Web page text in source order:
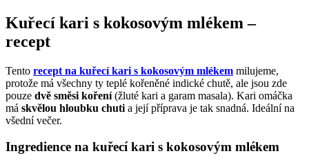
Kuřecí kari s kokosovým mlékem –
recept
Tento recept na kuřecí kari s kokosovým mlékem milujeme,
protože má všechny ty teplé kořeněné indické chutě, ale jsou zde
pouze dvě směsi koření(žluté kari a garam masala). Kari omáčka
má skvělou hloubku chuti a její příprava je tak snadná. Ideální na
všední večer.
Ingredience na kuřecí kari s kokosovým mlékem